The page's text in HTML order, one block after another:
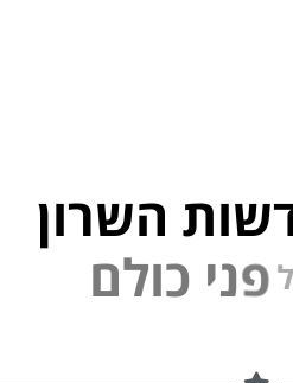
השרון